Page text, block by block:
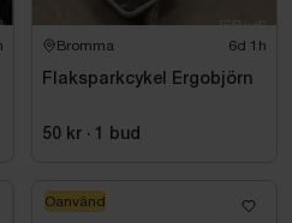
Bromma 6d 1h
Flaksparkcykel Ergobjörn
50 kr · bud
Oanvänd